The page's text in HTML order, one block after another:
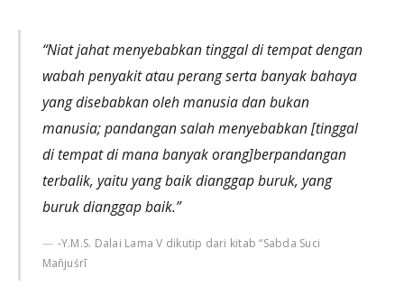
“Niat jahat menyebabkan tinggal di tempat dengan
wabah penyakit atau perang serta banyak bahaya
yang disebabkan oleh manusia dan bukan
manusia; pandangan salah menyebabkan [tinggal
di tempat di mana banyak orang]berpandangan
terbalik, yaitu yang baik dianggap buruk, yang
buruk dianggap baik.”
-Y.M.S. Dalai Lama V dikutip dari kitab “Sabda Suci
Mañjuśrī